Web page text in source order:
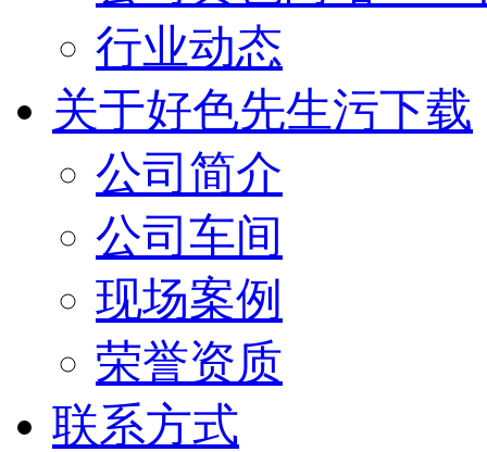
行业动态
关于好色先生污下载
公司简介
公司车间
现场案例
荣誉资质
联系方式